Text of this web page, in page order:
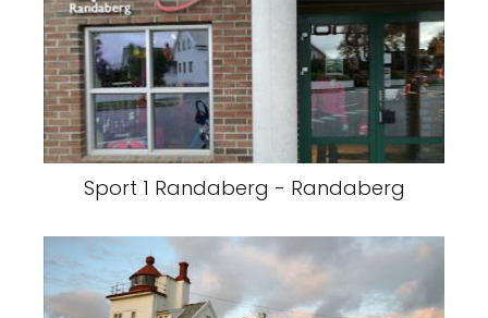
Sport 1 Randaberg - Randaberg